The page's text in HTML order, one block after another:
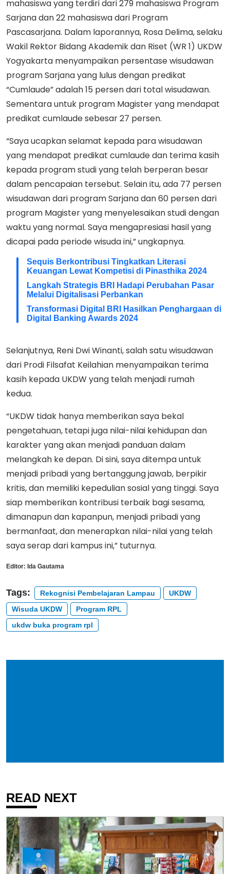
mahasiswa yang terdiri dari 279 mahasiswa Program
Sarjana dan 22 mahasiswa dari Program
Pascasarjana. Dalam laporannya, Rosa Delima, selaku
Wakil Rektor Bidang Akademik dan Riset (WR 1) UKDW
Yogyakarta menyampaikan persentase wisudawan
program Sarjana yang lulus dengan predikat
“Cumlaude” adalah 15 persen dari total wisudawan.
Sementara untuk program Magister yang mendapat
predikat cumlaude sebesar 27 persen.
“Saya ucapkan selamat kepada para wisudawan
yang mendapat predikat cumlaude dan terima kasih
kepada program studi yang telah berperan besar
dalam pencapaian tersebut. Selain itu, ada 77 persen
wisudawan dari program Sarjana dan 60 persen dari
program Magister yang menyelesaikan studi dengan
waktu yang normal. Saya mengapresiasi hasil yang
dicapai pada periode wisuda ini,” ungkapnya.
Sequis Berkontribusi Tingkatkan Literasi
Keuangan Lewat Kompetisi di Pinasthika 2024
Langkah Strategis BRI Hadapi Perubahan Pasar
Melalui Digitalisasi Perbankan
Transformasi Digital BRI Hasilkan Penghargaan di
Digital Banking Awards 2024
Selanjutnya, Reni Dwi Winanti, salah satu wisudawan
dari Prodi Filsafat Keilahian menyampaikan terima
kasih kepada UKDW yang telah menjadi rumah
kedua.
“UKDW tidak hanya memberikan saya bekal
pengetahuan, tetapi juga nilai-nilai kehidupan dan
karakter yang akan menjadi panduan dalam
melangkah ke depan. Di sini, saya ditempa untuk
menjadi pribadi yang bertanggung jawab, berpikir
kritis, dan memiliki kepedulian sosial yang tinggi. Saya
siap memberikan kontribusi terbaik bagi sesama,
dimanapun dan kapanpun, menjadi pribadi yang
bermanfaat, dan menerapkan nilai-nilai yang telah
saya serap dari kampus ini,” tuturnya.
Editor: Ida Gautama
Tags: Rekognisi Pembelajaran Lampau
UKDW
Wisuda UKDW
Program RPL
ukdw buka program rpl
READ NEXT